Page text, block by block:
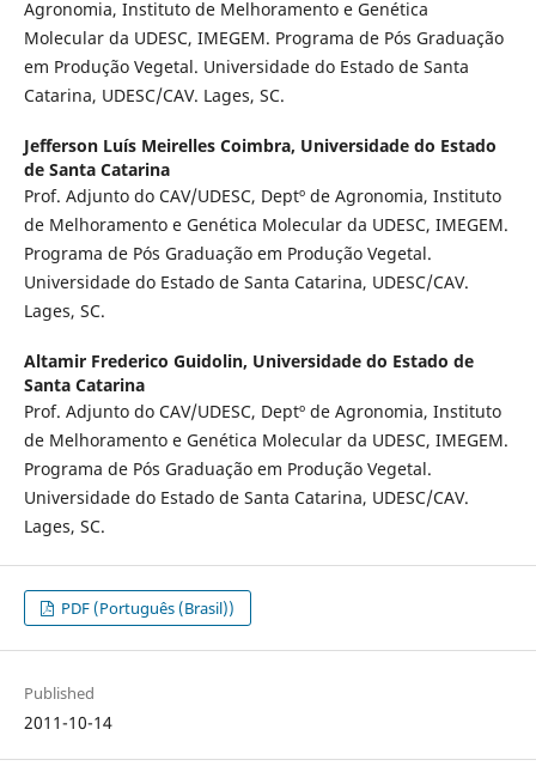
Agronomia, Instituto de Melhoramento e Genética
Molecular da UDESC, IMEGEM. Programa de Pós Graduação
em Produção Vegetal. Universidade do Estado de Santa
Catarina, UDESC/CAV. Lages, SC.
Jefferson Luís Meirelles Coimbra, Universidade do Estado
de Santa Catarina
Prof. Adjunto do CAV/UDESC, Deptº de Agronomia, Instituto
de Melhoramento e Genética Molecular da UDESC, IMEGEM.
Programa de Pós Graduação em Produção Vegetal.
Universidade do Estado de Santa Catarina, UDESC/CAV.
Lages, SC.
Altamir Frederico Guidolin, Universidade do Estado de
Santa Catarina
Prof. Adjunto do CAV/UDESC, Deptº de Agronomia, Instituto
de Melhoramento e Genética Molecular da UDESC, IMEGEM.
Programa de Pós Graduação em Produção Vegetal.
Universidade do Estado de Santa Catarina, UDESC/CAV.
Lages, SC.
PDF (Português (Brasil))
Published
2011-10-14